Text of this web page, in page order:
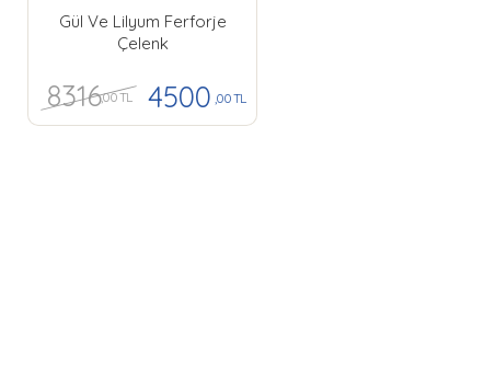
Gül Ve Lilyum Ferforje
Çelenk
8316,00 TL 4500 ,00 TL